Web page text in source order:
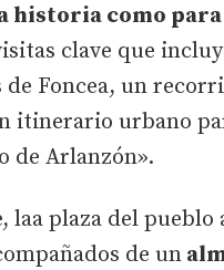
historia como
clave que
Foncea, un
itinerario urbano
de Arlanzón».
laa plaza del pueblo
de un